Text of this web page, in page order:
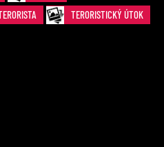
TERORISTICKÝ ÚTOK